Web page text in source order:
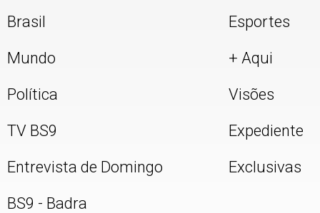
Brasil
Mundo
Política
TV BS9
Entrevista de Domingo
BS9 - Badra
Esportes
+ Aqui
Visões
Expediente
Exclusivas